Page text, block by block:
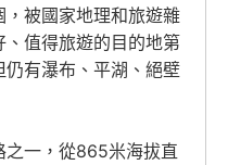
被國家地理和旅遊雜
值得旅遊的目的地第
有瀑布、平湖、絕壁
之一，從865米海拔直